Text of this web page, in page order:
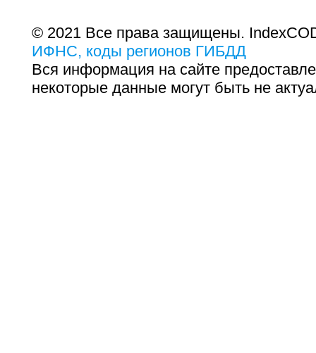
© 2021 Все права защищены.
ИФНС, коды регионов ГИБДД
Вся информация на сайте
некоторые данные могут быть не